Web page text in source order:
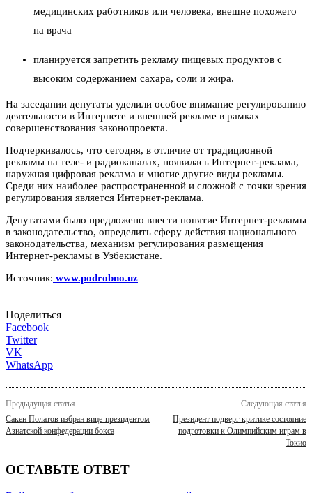
медицинских работников или человека, внешне похожего
на врача
планируется запретить рекламу пищевых продуктов с
высоким содержанием сахара, соли и жира.
На заседании депутаты уделили особое внимание регулированию
деятельности в Интернете и внешней рекламе в рамках
совершенствования законопроекта.
Подчеркивалось, что сегодня, в отличие от традиционной
рекламы на теле- и радиоканалах, появилась Интернет-реклама,
наружная цифровая реклама и многие другие виды рекламы.
Среди них наиболее распространенной и сложной с точки зрения
регулирования является Интернет-реклама.
Депутатами было предложено внести понятие Интернет-рекламы
в законодательство, определить сферу действия национального
законодательства, механизм регулирования размещения
Интернет-рекламы в Узбекистане.
Источник: www.podrobno.uz
Поделиться
Facebook
Twitter
VK
WhatsApp
Предыдущая статья
Сакен Полатов избран вице-президентом
Азиатской конфедерации бокса
Следующая статья
Президент подверг критике состояние
подготовки к Олимпийским играм в
Токио
ОСТАВЬТЕ ОТВЕТ